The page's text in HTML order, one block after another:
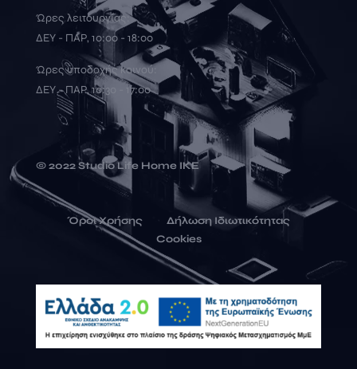
Ώρες λειτουργίας:
ΔΕΥ - ΠΑΡ, 10:00 - 18:00
Ώρες υποδοχής κοινού:
ΔΕΥ - ΠΑΡ, 10:30 - 17:00
© 2022 Studio Life Home ΙΚΕ
Όροι Χρήσης
Δήλωση Ιδιωτικότητας
Cookies